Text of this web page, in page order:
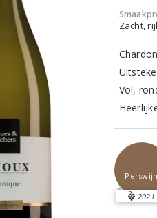
Zacht,
Vol,
Perswijn
2021